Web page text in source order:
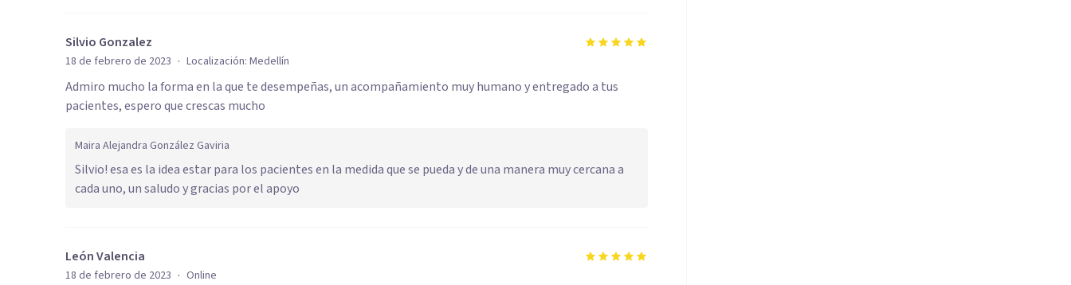
Silvio Gonzalez
18 de febrero de 2023 · Localización: Medellín
Admiro mucho la forma en la que te desempeñas, un acompañamiento muy humano y entregado a tus
pacientes, espero que crescas mucho
Maira Alejandra González Gaviria
Silvio! esa es la idea estar para los pacientes en la medida que se pueda y de una manera muy cercana a
cada uno, un saludo y gracias por el apoyo
León Valencia
18 de febrero de 2023 · Online